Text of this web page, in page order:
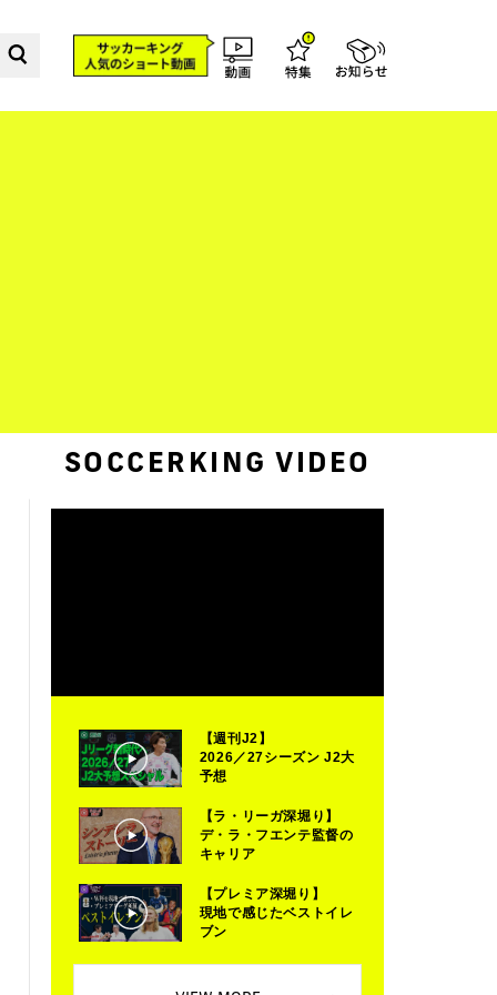
SOCCERKING VIDEO
【週刊J2】
2026／27シーズン J2大
予想
【ラ・リーガ深堀り】
デ・ラ・フエンテ監督の
キャリア
【プレミア深堀り】
現地で感じたベストイレ
ブン